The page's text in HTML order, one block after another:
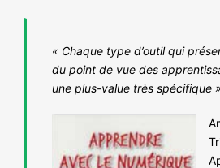
« Chaque type d’outil qui
du point de vue des
une plus-value très spécifique »